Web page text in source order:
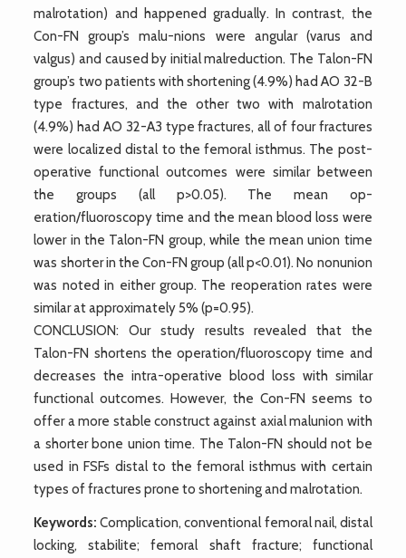
malrotation) and happened gradually. In contrast, the
Con-FN group’s malu-nions were angular (varus and
valgus) and caused by initial malreduction. The Talon-FN
group’s two patients with shortening (4.9%) had AO 32-B
type fractures, and the other two with malrotation
(4.9%) had AO 32-A3 type fractures, all of four fractures
were localized distal to the femoral isthmus. The post-
operative functional outcomes were similar between
the groups (all p>0.05). The mean op-
eration/fluoroscopy time and the mean blood loss were
lower in the Talon-FN group, while the mean union time
was shorter in the Con-FN group (all p<0.01). No nonunion
was noted in either group. The reoperation rates were
similar at approximately 5% (p=0.95).
CONCLUSION: Our study results revealed that the
Talon-FN shortens the operation/fluoroscopy time and
decreases the intra-operative blood loss with similar
functional outcomes. However, the Con-FN seems to
offer a more stable construct against axial malunion with
a shorter bone union time. The Talon-FN should not be
used in FSFs distal to the femoral isthmus with certain
types of fractures prone to shortening and malrotation.
Keywords: Complication, conventional femoral nail, distal
locking, stabilite; femoral shaft fracture; functional